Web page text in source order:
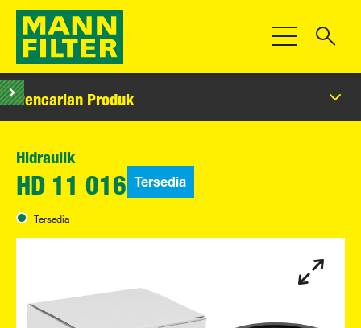
Beralih
Pencarian Produk
Hidraulik
HD 11 016 Tersedia
Tersedia